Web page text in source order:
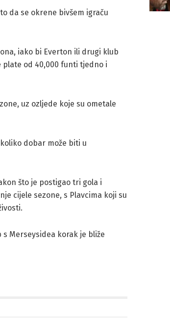
da se okrene bivšem igraču
iako bi Everton ili drugi klub
plate od 40,000 funti tjedno i
uz ozljede koje su ometale
dobar može biti u
što je postigao tri gola i
cijele sezone, s Plavcima koji su
Merseysidea korak je bliže